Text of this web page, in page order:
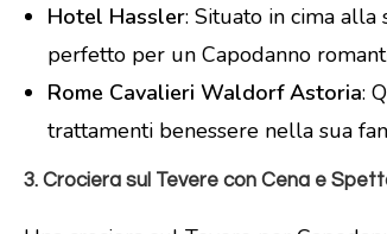
Hotel Hassler: Situato in cima alla
perfetto per un Capodanno
Rome Cavalieri Waldorf Astoria:
trattamenti benessere nella sua
3. Crociera sul Tevere con Cena e